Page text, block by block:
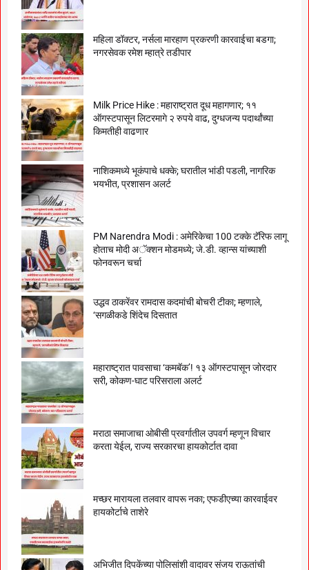
महिला डॉक्टर, नर्सला मारहाण प्रकरणी कारवाईचा बडगा;
नगरसेवक रमेश म्हात्रे तडीपार
Milk Price Hike : महाराष्ट्रात दूध महागणार; ११
ऑगस्टपासून लिटरमागे २ रुपये वाढ, दुग्धजन्य पदार्थांच्या
किमतीही वाढणार
नाशिकमध्ये भूकंपाचे धक्के; घरातील भांडी पडली, नागरिक
भयभीत, प्रशासन अलर्ट
PM Narendra Modi : अमेरिकेचा 100 टक्के टॅरिफ लागू
होताच मोदी अॅक्शन मोडमध्ये; जे.डी. व्हान्स यांच्याशी
फोनवरून चर्चा
उद्धव ठाकरेंवर रामदास कदमांची बोचरी टीका; म्हणाले,
‘सगळीकडे शिंदेच दिसतात
महाराष्ट्रात पावसाचा ‘कमबॅक’! १३ ऑगस्टपासून जोरदार
सरी, कोकण-घाट परिसराला अलर्ट
मराठा समाजाचा ओबीसी प्रवर्गातील उपवर्ग म्हणून विचार
करता येईल, राज्य सरकारचा हायकोर्टात दावा
मच्छर मारायला तलवार वापरू नका; एफडीएच्या कारवाईवर
हायकोर्टाचे ताशेरे
अभिजीत दिपकेंच्या पोलिसांशी वादावर संजय राऊतांची